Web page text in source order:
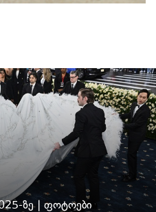
ზე | ფოტოები